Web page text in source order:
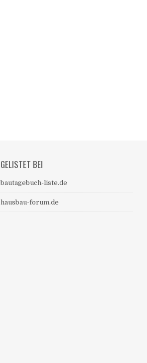
GELISTET BEI
bautagebuch-liste.de
hausbau-forum.de